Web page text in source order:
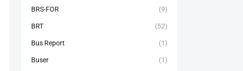
BRS-FOR (9)
BRT (52)
Bus Report (1)
Buser (1)